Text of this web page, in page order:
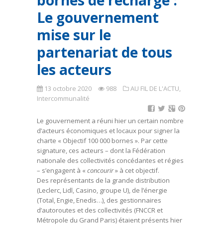
Le gouvernement
mise sur le
partenariat de tous
les acteurs
13 octobre 2020 988 AU FIL DE L'ACTU,
Intercommunalité
Le gouvernement a réuni hier un certain nombre
d’acteurs économiques et locaux pour signer la
charte « Objectif 100 000 bornes ». Par cette
signature, ces acteurs – dont la Fédération
nationale des collectivités concédantes et régies
– s’engagent à « concourir» à cet objectif.
Des représentants de la grande distribution
(Leclerc, Lidl, Casino, groupe U), de l’énergie
(Total, Engie, Enedis…), des gestionnaires
d’autoroutes et des collectivités (FNCCR et
Métropole du Grand Paris) étaient présents hier